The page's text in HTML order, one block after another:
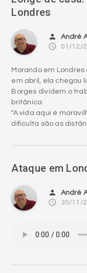
Londres
person André
access_time 01/12/
Morando em
em abril, ela chegou
Borges dividem o
britânica.
"A vida aqui é
dificulta são as
Ataque em
person André
access_time 30/11/